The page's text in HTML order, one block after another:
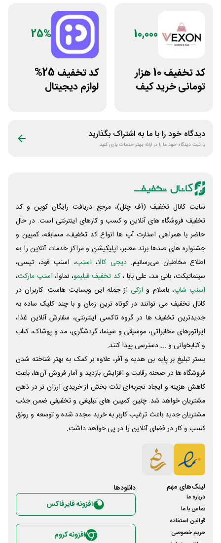
10,000
کد تخفیف 10 هزار
تومانی خرید کیف
25%
کد تخفیف 25%
لوازم دیجیتال
دیدگاه خود را با ما به اشتراک بگذارید
با ثبت دیدگاه خود ما را در ارائه بهتر خدمات یاری کنید
سایت کانال تخفیف (آف چنل)، مرجع دریافت رایگان کوپن و کد
تخفیف فروشگاه های آنلاین و کسب و‌ کارهای اینترنتی است. در حال
حاضر با همراهی استارت آپ ها انواع کد تخفیف، مسابقه، کمپین و
جشنواره های صدها برند معتبر، اپلیکیشن و مراکز خدمات آنلاین را به
اطلاع مخاطبان می‌رسانیم. دیجی کالا، اسنپ، اسنپ فود، تپسی،
سینماتیکت، بانی مد، علی‌ بابا ،کد تخفیف فیلیمو، نماوا، اسنپ مارکت،
اسنپ شاپ، باسلام و ازکی از جمله این وبسایت ‌هاست. کاربران در
کانال تخفیف می توانند در کوتاه ترین زمان و با چند کلیک ساده به
جدیدترین تخفیف ها در گروه تاکسی اینترنتی، سفارش آنلاین غذا،
اپراتورهای مخابراتی، موسیقی و سینما، گردشگری، مد و پوشاک، کتاب
و کتابخوانی و ... دسترسی پیدا کنند.
بستر تبلیغ بر پایه بن هدیه و آفر، علاوه بر کمک به بهتر شناخته شدن
فروشگاه ها در صحنه رقابت و افزایش بازدید و آمار فروش آن‌ها، باعث
کاهش هزینه و ایجاد تجربه‌ای لذت بخش از خریدی ارزان تر در ذهن
مشتریان خواهد شد. چنین کمپین های تبلیغی و تخفیفی ضمن جذب
مشتریان جدید باعث ترغیب کاربر به خرید مجدد شده و توسعه و رونق
کسب و کار در فضای آنلاین را در پی خواهد داشت.
لینک‌های مهم
درباره ما
تماس با ما
قوانین استفاده
حریم خصوصی
دانلود‌ها
افزونه فایرفاکس
افزونه کروم